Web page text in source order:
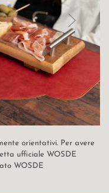
orientativi. Per avere
ufficiale WOSDE
WOSDE